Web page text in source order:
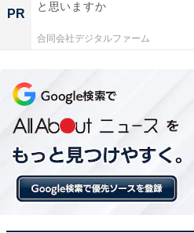
です」(60代男性／愛知県)、
があって褒めていたので」(20
※回答者からのコメントは原
この記事の筆者：坂上 恵
All About ニュースの編集者。
SNSトレンドにフォーカスし
PR
と思いますか
合同会社デジタルファーム